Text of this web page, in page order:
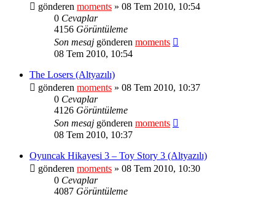
gönderen moments » 08 Tem 2010, 10:54
0 Cevaplar
4156 Görüntüleme
Son mesaj gönderen moments
08 Tem 2010, 10:54
The Losers (Altyazılı)
gönderen moments » 08 Tem 2010, 10:37
0 Cevaplar
4126 Görüntüleme
Son mesaj gönderen moments
08 Tem 2010, 10:37
Oyuncak Hikayesi 3 – Toy Story 3 (Altyazılı)
gönderen moments » 08 Tem 2010, 10:30
0 Cevaplar
4087 Görüntüleme